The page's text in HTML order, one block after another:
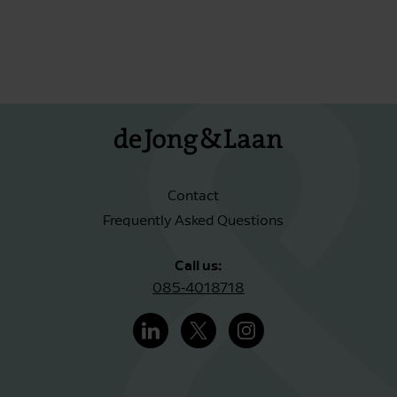
Contact
Frequently Asked Questions
Call us:
085-4018718